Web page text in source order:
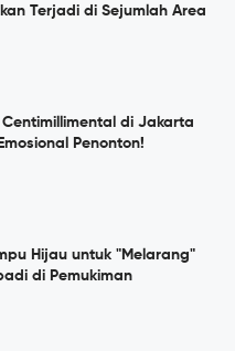
Terjadi di Sejumlah Area
Centimillimental di Jakarta
Penonton!
Hijau untuk "Melarang"
di Pemukiman